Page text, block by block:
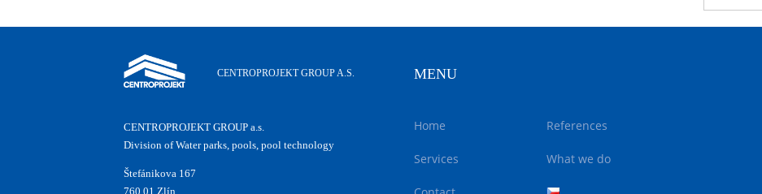
CENTROPROJEKT GROUP A.S.
CENTROPROJEKT GROUP a.s.
Division of Water parks, pools, pool technology
Štefánikova 167
760 01 Zlín
MENU
Home References
Services What we do